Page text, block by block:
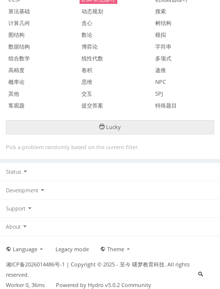
算法基础
动态规划
搜索
计算几何
贪心
树结构
图结构
数论
模拟
数据结构
博弈论
字符串
组合数学
线性代数
多项式
高精度
卷积
递推
概率论
思维
NPC
其他
交互
SPJ
客观题
提交答案 特殊题目
Lucky
Pick a problem randomly based on the current filter.
Status
Development
Support
About
Language Legacy mode Theme
湘ICP备2026014486号-1 | Copyright © 2025 - 至今 曙梦教育科技. All rights
reserved.
Worker 0, 36ms
Powered by Hydro v5.0.2 Community